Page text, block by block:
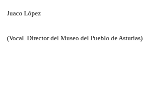
Juaco López
(Vocal. Director del Museo del Pueblo de Asturias)